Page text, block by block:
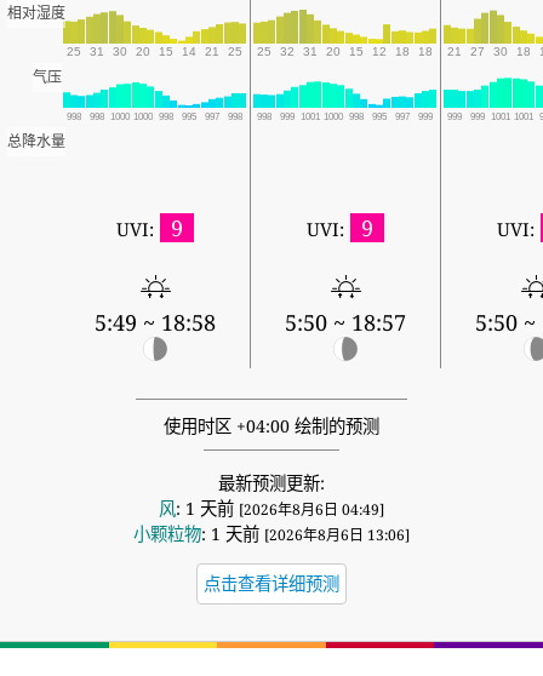
相对湿度
25 31 30 20 15 14 21 25 25 32 31 20 15 12 18 18 21 27 30 18
气压
998 998 1000 1000 998 995 997 998 998 999 1001 1000 998 995 997 999 999 999 1001 1001
总降水量
UVI: 9
5:49 ~ 18:58
UVI: 9
5:50 ~ 18:57
UVI:
5:50 ~
使用时区 +04:00 绘制的预测
最新预测更新:
风: 1 天前 [2026年8月6日 04:49]
小颗粒物: 1 天前 [2026年8月6日 13:06]
点击查看详细预测